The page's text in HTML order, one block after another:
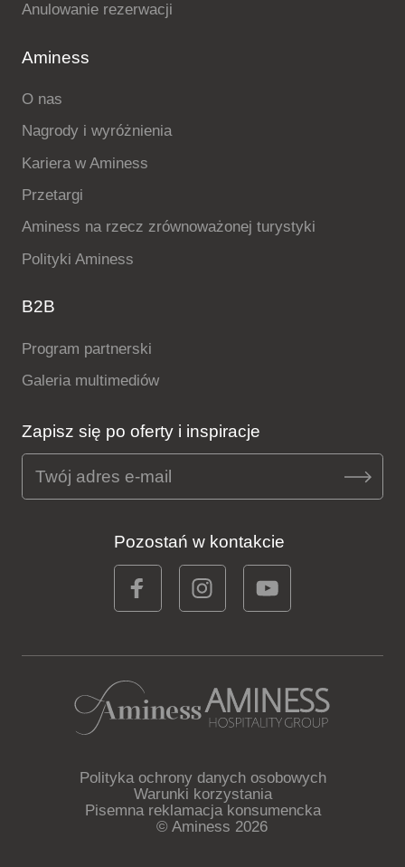
Anulowanie rezerwacji
Aminess
O nas
Nagrody i wyróżnienia
Kariera w Aminess
Przetargi
Aminess na rzecz zrównoważonej turystyki
Polityki Aminess
B2B
Program partnerski
Galeria multimediów
Zapisz się po oferty i inspiracje
Pozostań w kontakcie
Polityka ochrony danych osobowych
Warunki korzystania
Pisemna reklamacja konsumencka
© Aminess 2026